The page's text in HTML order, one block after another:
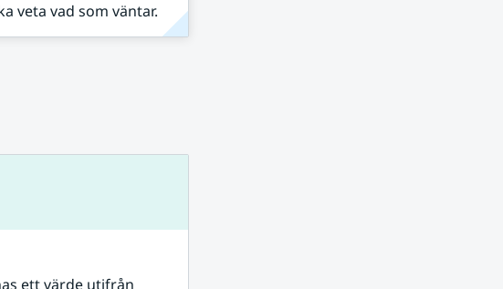
veta vad som väntar.
ett värde utifrån